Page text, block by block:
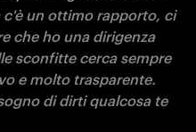
c'è un ottimo rapporto, ci
che ho una dirigenza
sconfitte cerca sempre
e molto trasparente.
di dirti qualcosa te